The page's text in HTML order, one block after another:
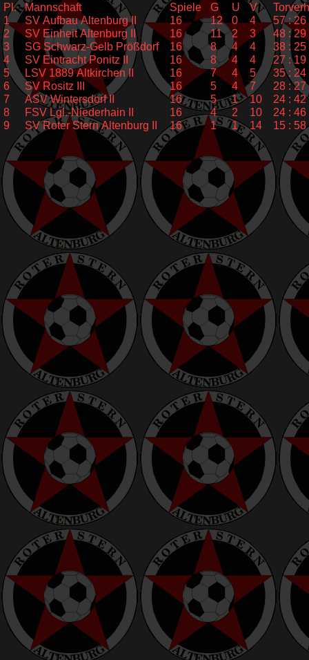
Pl.
Mannschaft Spiele G U V
1
SV Aufbau Altenburg II 16 12 0 4
57 : 26
2
SV Einheit Altenburg II 16 11 2 3
48 : 29
3
SG Schwarz-Gelb Prößdorf 16 8 4 4
38 : 25
4
SV Eintracht Ponitz II 16 8 4 4
27 : 19
5
LSV 1889 Altkirchen II 16 7 4 5
35 : 24
6
SV Rositz III 16 5 4 7
28 : 27
7
ASV Wintersdorf II 16 5 1 10
24 : 42
8
FSV Lgl.-Niederhain II 16 4 2 10
24 : 46
9
SV Roter Stern Altenburg II 16 1 1 14 15 : 58